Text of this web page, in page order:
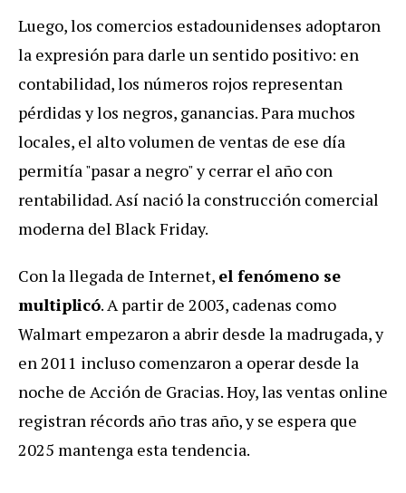
Luego, los comercios estadounidenses adoptaron
la expresión para darle un sentido positivo: en
contabilidad, los números rojos representan
pérdidas y los negros, ganancias. Para muchos
locales, el alto volumen de ventas de ese día
permitía "pasar a negro" y cerrar el año con
rentabilidad. Así nació la construcción comercial
moderna del Black Friday.
Con la llegada de Internet, el fenómeno se
multiplicó. A partir de 2003, cadenas como
Walmart empezaron a abrir desde la madrugada, y
en 2011 incluso comenzaron a operar desde la
noche de Acción de Gracias. Hoy, las ventas online
registran récords año tras año, y se espera que
2025 mantenga esta tendencia.